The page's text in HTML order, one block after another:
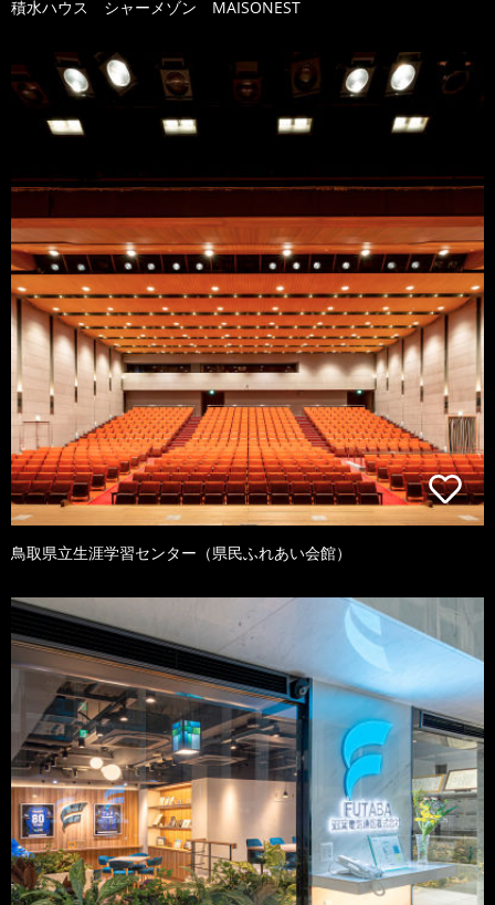
積水ハウス シャーメゾン MAISONEST
鳥取県立生涯学習センター（県民ふれあい会館）